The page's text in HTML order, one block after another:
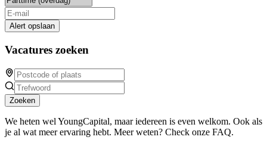
Alert opslaan
Vacatures zoeken
Zoeken
We heten wel YoungCapital, maar iedereen is even welkom. Ook als
je al wat meer ervaring hebt. Meer weten? Check onze FAQ.